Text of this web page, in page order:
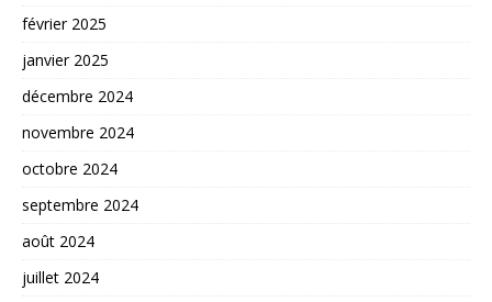
février 2025
janvier 2025
décembre 2024
novembre 2024
octobre 2024
septembre 2024
août 2024
juillet 2024